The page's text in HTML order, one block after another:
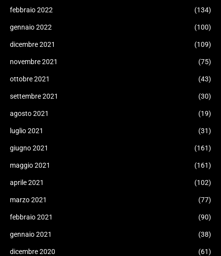
febbraio 2022 (134)
gennaio 2022 (100)
dicembre 2021 (109)
novembre 2021 (75)
ottobre 2021 (43)
settembre 2021 (30)
agosto 2021 (19)
luglio 2021 (31)
giugno 2021 (161)
maggio 2021 (161)
aprile 2021 (102)
marzo 2021 (77)
febbraio 2021 (90)
gennaio 2021 (38)
dicembre 2020 (61)